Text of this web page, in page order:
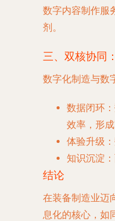
数字内容制作服
剂。
三、双核协同
数字化制造与数
数据闭环
效率，形成
体验升级
知识沉淀
结论
在装备制造业迈
息化的核心，如